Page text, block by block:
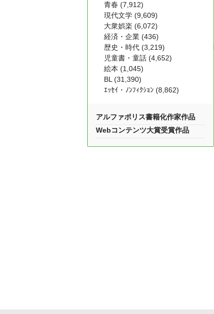
青春 (7,912)
現代文学 (9,609)
大衆娯楽 (6,072)
経済・企業 (436)
歴史・時代 (3,219)
児童書・童話 (4,652)
絵本 (1,045)
BL (31,390)
ｴｯｾｲ・ﾉﾝﾌｨｸｼｮﾝ (8,862)
アルファポリス書籍化作家作品
Webコンテンツ大賞受賞作品